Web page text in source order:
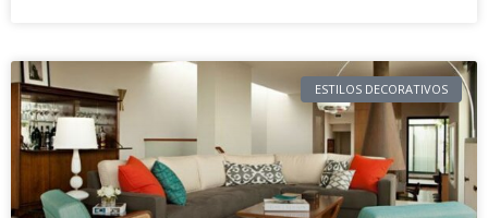
ESTILOS DECORATIVOS